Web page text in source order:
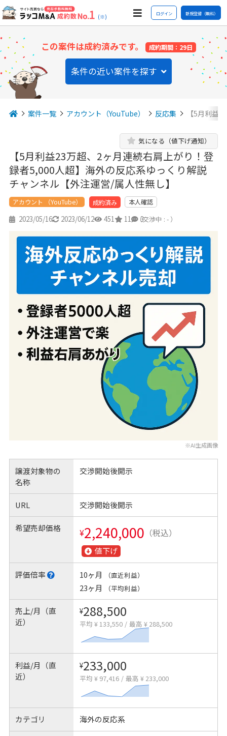
(※) ログイン 新規登録（無料）
この案件は成約済みです。 成約期間：29日
条件の近い案件を探す
案件一覧 アカウント（YouTube） 反応集 【5月利益
【5月利益23万超、2ヶ月連続右肩上がり！登
録者5,000人超】海外の反応系ゆっくり解説
チャンネル【外注運営/属人性無し】
気になる（値下げ通知）
アカウント （YouTube） 成約済み 本人確認
2023/05/16 2023/06/12 451 11 3
（交渉中 : - ）
※AI生成画像
譲渡対象物の
名称
交渉開始後開示
URL 交渉開始後開示
希望売却価格 ¥2,240,000 （税込）
値下げ
評価倍率 10ヶ月 （直近利益）
23ヶ月 （平均利益）
売上/月（直
近）
¥288,500
平均 ¥ 133,550 / 最高 ¥ 288,500
利益/月（直
近）
¥233,000
平均 ¥ 97,416 / 最高 ¥ 233,000
カテゴリ 海外の反応系